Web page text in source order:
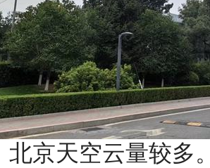
北京天空云量较多